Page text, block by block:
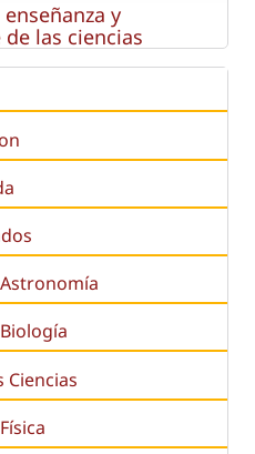
y
las ciencias
Biología
Ciencias